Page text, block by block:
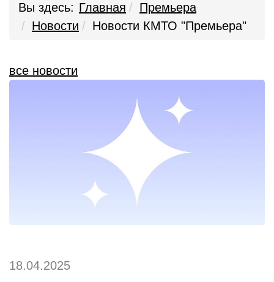
Вы здесь: Главная
Премьера
Новости
Новости КМТО "Премьера"
все новости
18.04.2025